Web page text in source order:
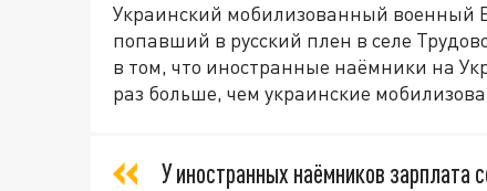
Украинский мобилизованный
попавший в русский плен в селе
в том, что иностранные наёмники на
раз больше, чем украинские
У иностранных наёмников зарплата